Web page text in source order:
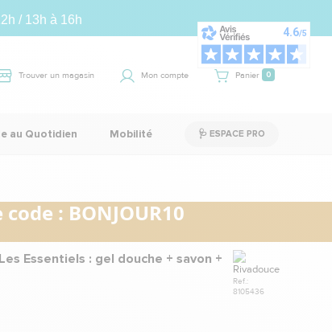
/ 13h à 16h
Trouver un magasin Mon compte Panier 0
au Quotidien Mobilité 🩺 ESPACE PRO
: BONJOUR10
Essentiels : gel douche + savon +
Marque
Ref.:
8105436